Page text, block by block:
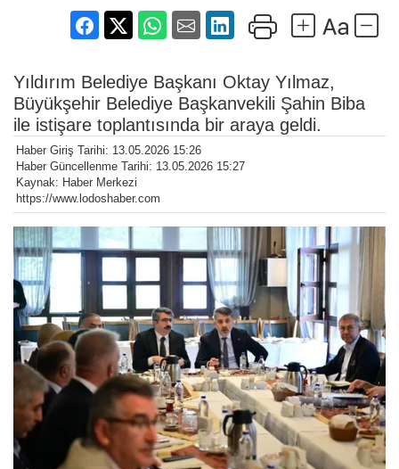
Yıldırım Belediye Başkanı Oktay Yılmaz,
Büyükşehir Belediye Başkanvekili Şahin Biba
ile istişare toplantısında bir araya geldi.
Haber Giriş Tarihi: 13.05.2026 15:26
Haber Güncellenme Tarihi: 13.05.2026 15:27
Kaynak: Haber Merkezi
https://www.lodoshaber.com